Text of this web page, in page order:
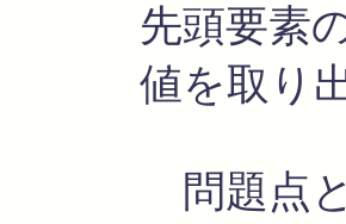
先頭要素
値を取り
問題点